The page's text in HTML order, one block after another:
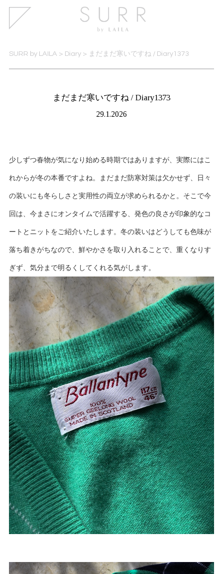
SURR by LAILA > Diary> まだまだ寒いですね / Diary1373
まだまだ寒いですね / Diary1373
29.1.2026
少しずつ春物が気になり始める時期ではありますが、実際にはこ
れからが冬の本番ですよね。まだまだ防寒対策は欠かせず、日々
の装いにも冬らしさと実用性の両立が求められるかと。そこで今
回は、今まさにオンタイムで活躍する、発色の良さが印象的なコ
ートとニットをご紹介いたします。冬の装いはどうしても色味が
落ち着きがちなので、鮮やかさを取り入れることで、重くなりす
ぎず、気分まで明るくしてくれる気がします。